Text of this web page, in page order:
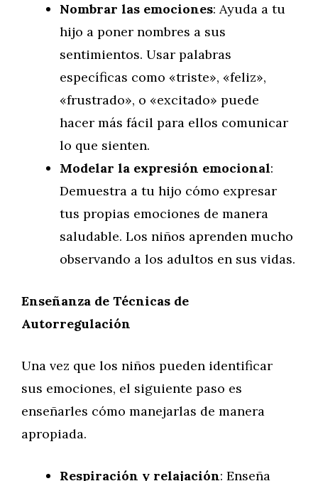
Nombrar las emociones: Ayuda a tu
hijo a poner nombres a sus
sentimientos. Usar palabras
específicas como «triste», «feliz»,
«frustrado», o «excitado» puede
hacer más fácil para ellos comunicar
lo que sienten.
Modelar la expresión emocional:
Demuestra a tu hijo cómo expresar
tus propias emociones de manera
saludable. Los niños aprenden mucho
observando a los adultos en sus vidas.
Enseñanza de Técnicas de
Autorregulación
Una vez que los niños pueden identificar
sus emociones, el siguiente paso es
enseñarles cómo manejarlas de manera
apropiada.
Respiración y relajación: Enseña